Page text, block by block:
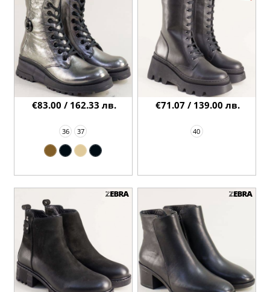
36 37
€83.00 / 162.33 лв.
40
€71.07 / 139.00 лв.